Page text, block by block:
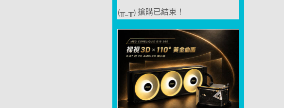
(╥_╥) 搶購已結束！